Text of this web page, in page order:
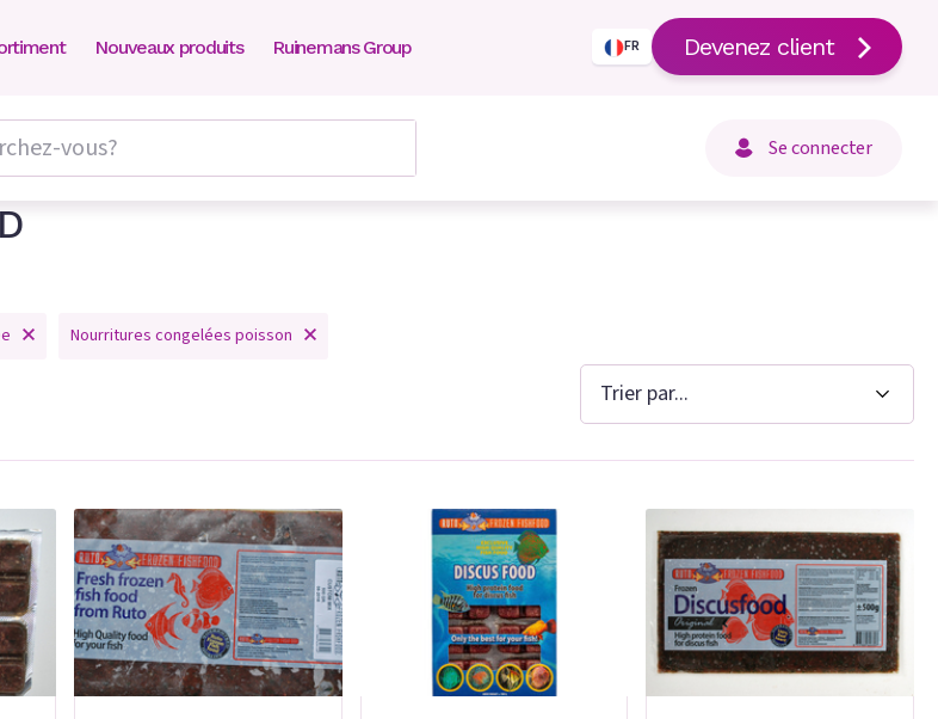
Nouveaux produits Ruinemans Group FR Devenez client
Se connecter
Nourritures congelées poisson